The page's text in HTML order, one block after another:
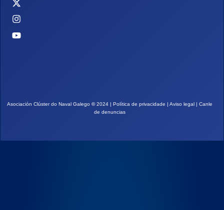
Asociación Clúster do Naval Galego ©2024 | Política de privacidade Aviso legal
Canle
de denuncias